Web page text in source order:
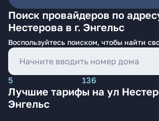
Поиск провайдеров по
Нестерова в г. Энгельс
Воспользуйтесь поиском, чтобы найти
5 136
Лучшие тарифы на ул
Энгельс